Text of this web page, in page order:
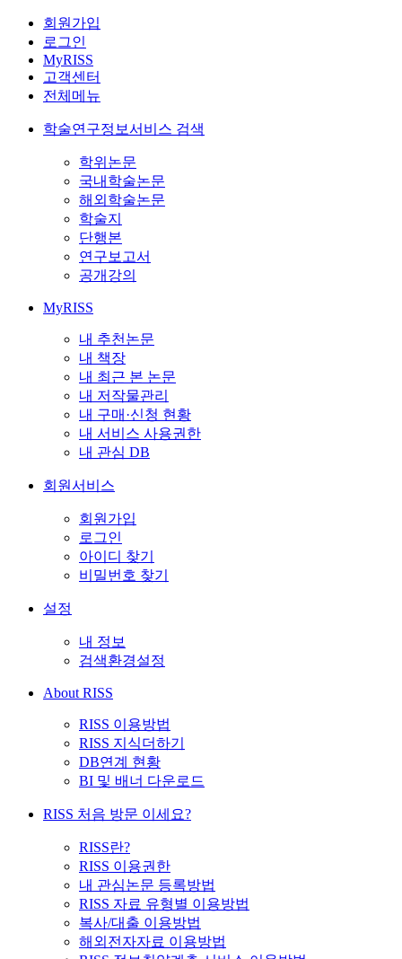
회원가입
로그인
MyRISS
고객센터
전체메뉴
학술연구정보서비스 검색
학위논문
국내학술논문
해외학술논문
학술지
단행본
연구보고서
공개강의
MyRISS
내 추천논문
내 책장
내 최근 본 논문
내 저작물관리
내 구매·신청 현황
내 서비스 사용권한
내 관심 DB
회원서비스
회원가입
로그인
아이디 찾기
비밀번호 찾기
설정
내 정보
검색환경설정
About RISS
RISS 이용방법
RISS 지식더하기
DB연계 현황
BI 및 배너 다운로드
RISS 처음 방문 이세요?
RISS란?
RISS 이용권한
내 관심논문 등록방법
RISS 자료 유형별 이용방법
복사/대출 이용방법
해외전자자료 이용방법